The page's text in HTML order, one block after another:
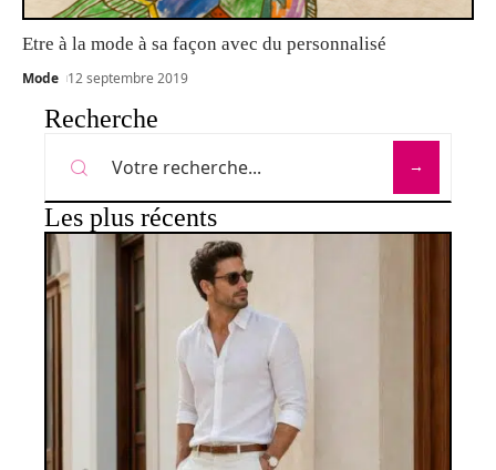
Etre à la mode à sa façon avec du personnalisé
Mode 12 septembre 2019
Recherche
Les plus récents